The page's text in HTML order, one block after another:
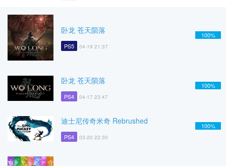
卧龙 苍天陨落
PS5 04-19 21:37
100%
卧龙 苍天陨落
PS4 04-17 23:47
100%
迪士尼传奇米奇 Rebrushed
PS4 03-20 22:30
100%